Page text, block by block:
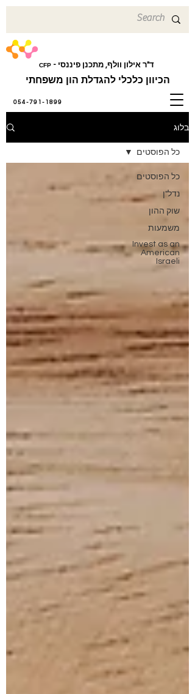
הכיוון כלכלי להגדלת הון משפחתי
054-791-1899
ד"ר אילון וולף, מתכנן פיננסי - CFP
בלוג
כל הפוסטים
נדל"ן
שוק ההון
משמעות
Invest as an
American
Israeli
כל הפוסטים